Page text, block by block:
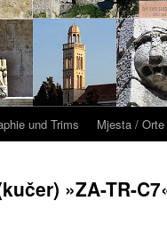
und Trims Mjesta / Orte
»ZA-TR-